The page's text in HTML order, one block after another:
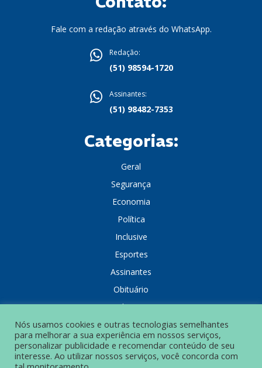
Fale com a redação através do WhatsApp.
Redação:
(51) 98594-1720
Assinantes:
(51) 98482-7353
Categorias:
Geral
Segurança
Economia
Política
Inclusive
Esportes
Assinantes
Obituário
Colunistas
Nós usamos cookies e outras tecnologias semelhantes
para melhorar a sua experiência em nossos serviços,
personalizar publicidade e recomendar conteúdo de seu
interesse. Ao utilizar nossos serviços, você concorda com